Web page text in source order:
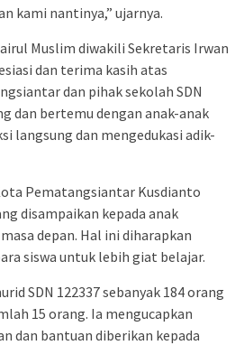
kami nantinya,” ujarnya.
Muslim diwakili Sekretaris Irwan
dan terima kasih atas
dan pihak sekolah SDN
dan bertemu dengan anak-anak
langsung dan mengedukasi adik-
Pematangsiantar Kusdianto
disampaikan kepada anak
depan. Hal ini diharapkan
siswa untuk lebih giat belajar.
SDN 122337 sebanyak 184 orang
15 orang. Ia mengucapkan
dan bantuan diberikan kepada